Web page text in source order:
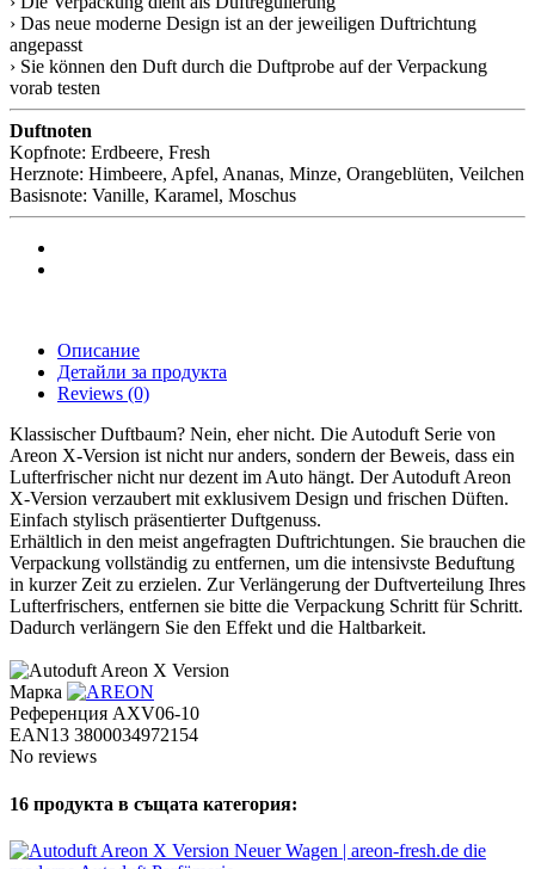
› Das neue moderne Design ist an der jeweiligen Duftrichtung
angepasst
› Sie können den Duft durch die Duftprobe auf der Verpackung
vorab testen
Duftnoten
Kopfnote: Erdbeere, Fresh
Herznote: Himbeere, Apfel, Ananas, Minze, Orangeblüten, Veilchen
Basisnote: Vanille, Karamel, Moschus
Описание
Детайли за продукта
Reviews (0)
Klassischer Duftbaum? Nein, eher nicht. Die Autoduft Serie von
Areon X-Version ist nicht nur anders, sondern der Beweis, dass ein
Lufterfrischer nicht nur dezent im Auto hängt. Der Autoduft Areon
X-Version verzaubert mit exklusivem Design und frischen Düften.
Einfach stylisch präsentierter Duftgenuss.
Erhältlich in den meist angefragten Duftrichtungen. Sie brauchen die
Verpackung vollständig zu entfernen, um die intensivste Beduftung
in kurzer Zeit zu erzielen. Zur Verlängerung der Duftverteilung Ihres
Lufterfrischers, entfernen sie bitte die Verpackung Schritt für Schritt.
Dadurch verlängern Sie den Effekt und die Haltbarkeit.
Марка
Референция AXV06-10
EAN13 3800034972154
No reviews
16 продукта в същата категория: